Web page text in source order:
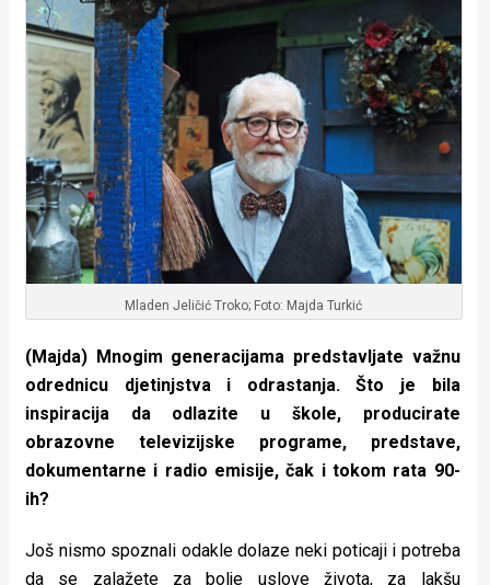
Mladen Jeličić Troko; Foto: Majda Turkić
(Majda) Mnogim generacijama predstavljate važnu
odrednicu djetinjstva i odrastanja. Što je bila
inspiracija da odlazite u škole, producirate
obrazovne televizijske programe, predstave,
dokumentarne i radio emisije, čak i tokom rata 90-
ih?
Još nismo spoznali odakle dolaze neki poticaji i potreba
da se zalažete za bolje uslove života, za lakšu